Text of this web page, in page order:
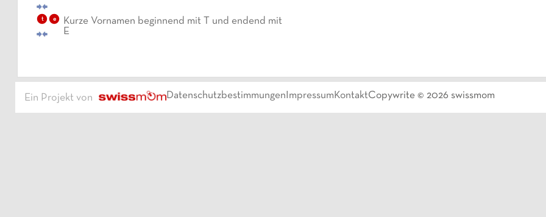
t e
Kurze Vornamen beginnend mit T und endend mit
E
Ein Projekt von DatenschutzbestimmungenImpressumKontaktCopywrite © 2026 swissmom